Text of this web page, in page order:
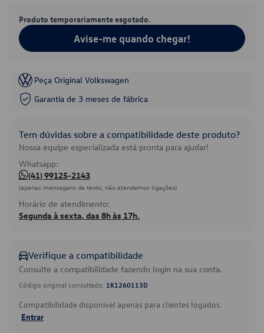
Produto temporariamente esgotado.
Avise-me quando chegar!
Peça Original Volkswagen
Garantia de 3 meses de fábrica
Tem dúvidas sobre a compatibilidade deste produto?
Nossa equipe especializada está pronta para ajudar!
Whatsapp:
(41) 99125-2143
(apenas mensagens de texto, não atendemos ligações)
Horário de atendimento:
Segunda à sexta, das 8h às 17h.
Verifique a compatibilidade
Consulte a compatibilidade fazendo login na sua conta.
Código original consultado: 1K1260113D
Compatibilidade disponível apenas para clientes logados.
Entrar